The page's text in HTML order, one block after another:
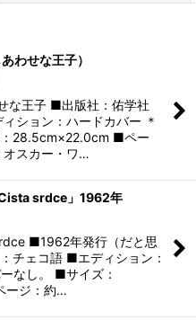
む
わせな王子）
な王子 ■出版社：佑学社
ション：ハードカバー ＊
28.5cm×22.0cm ■ペー
スカー・ワ…
srdce」1962年
■1962年発行（だと思
チェコ語 ■エディション：
なし。 ■サイズ：
ージ：約…